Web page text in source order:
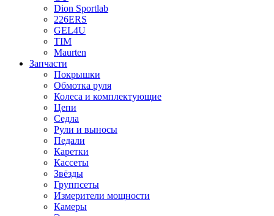
Dion Sportlab
226ERS
GEL4U
TIM
Maurten
Запчасти
Покрышки
Обмотка руля
Колеса и комплектующие
Цепи
Седла
Рули и выносы
Педали
Каретки
Кассеты
Звёзды
Группсеты
Измерители мощности
Камеры